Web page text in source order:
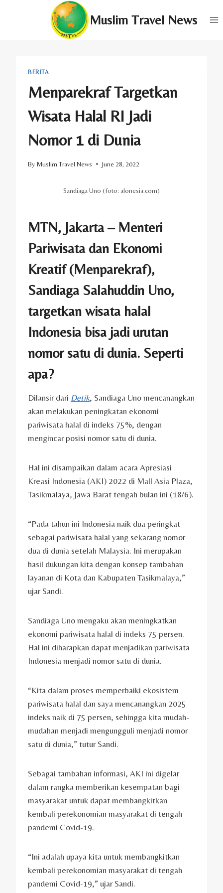
Muslim Travel News
BERITA
Menparekraf Targetkan
Wisata Halal RI Jadi
Nomor 1 di Dunia
By Muslim Travel News June 28, 2022
Sandiaga Uno (foto: alonesia.com)
MTN, Jakarta – Menteri
Pariwisata dan Ekonomi
Kreatif (Menparekraf),
Sandiaga Salahuddin Uno,
targetkan wisata halal
Indonesia bisa jadi urutan
nomor satu di dunia. Seperti
apa?
Dilansir dari Detik, Sandiaga Uno mencanangkan
akan melakukan peningkatan ekonomi
pariwisata halal di indeks 75%, dengan
mengincar posisi nomor satu di dunia.
Hal ini disampaikan dalam acara Apresiasi
Kreasi Indonesia (AKI) 2022 di Mall Asia Plaza,
Tasikmalaya, Jawa Barat tengah bulan ini (18/6).
“Pada tahun ini Indonesia naik dua peringkat
sebagai pariwisata halal yang sekarang nomor
dua di dunia setelah Malaysia. Ini merupakan
hasil dukungan kita dengan konsep tambahan
layanan di Kota dan Kabupaten Tasikmalaya,”
ujar Sandi.
Sandiaga Uno mengaku akan meningkatkan
ekonomi pariwisata halal di indeks 75 persen.
Hal ini diharapkan dapat menjadikan pariwisata
Indonesia menjadi nomor satu di dunia.
“Kita dalam proses memperbaiki ekosistem
pariwisata halal dan saya mencanangkan 2025
indeks naik di 75 persen, sehingga kita mudah-
mudahan menjadi mengungguli menjadi nomor
satu di dunia,” tutur Sandi.
Sebagai tambahan informasi, AKI ini digelar
dalam rangka memberikan kesempatan bagi
masyarakat untuk dapat membangkitkan
kembali perekonomian masyarakat di tengah
pandemi Covid-19.
“Ini adalah upaya kita untuk membangkitkan
kembali perekonomian masyarakat di tengah
pandemi Covid-19,” ujar Sandi.